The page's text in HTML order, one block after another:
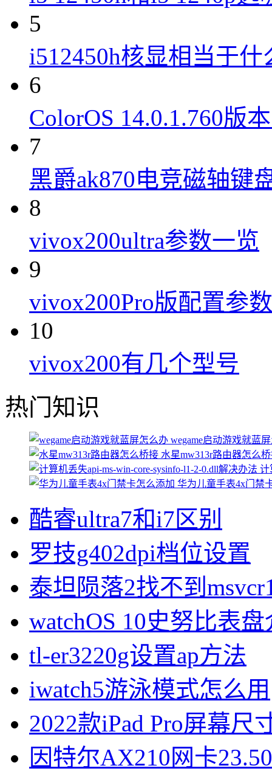
5
i512450h核显相当于什
6
ColorOS 14.0.1.760版
7
黑爵ak870电竞磁轴键
8
vivox200ultra参数一览
9
vivox200Pro版配置参数
10
vivox200有几个型号
热门知识
wegame启动游戏就蓝
水星mw313r路由器怎么
计
华为儿童手表4x门禁
酷睿ultra7和i7区别
罗技g402dpi档位设置
泰坦陨落2找不到
watchOS 10史努比表
tl-er3220g设置ap方法
iwatch5游泳模式怎么用
2022款iPad Pro屏幕尺
因特尔AX210网卡